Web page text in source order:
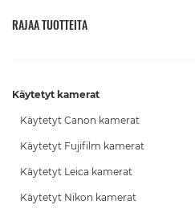
Käytetyt kamerat
Käytetyt Canon kamerat
Käytetyt Fujifilm kamerat
Käytetyt Leica kamerat
Käytetyt Nikon kamerat
RAJAA TUOTTEITA